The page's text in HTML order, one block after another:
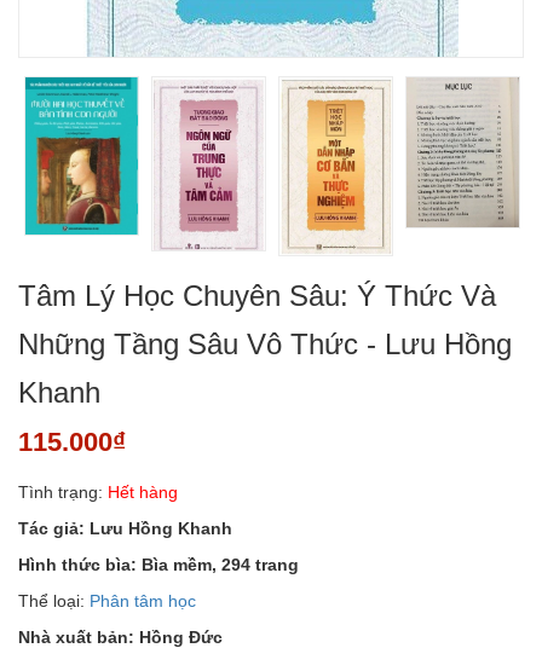
Tâm Lý Học Chuyên Sâu: Ý Thức Và
Những Tầng Sâu Vô Thức - Lưu Hồng
Khanh
115.000₫
Tình trạng: Hết hàng
Tác giả: Lưu Hồng Khanh
Hình thức bìa: Bìa mềm, 294 trang
Thể loại: Phân tâm học
Nhà xuất bản: Hồng Đức